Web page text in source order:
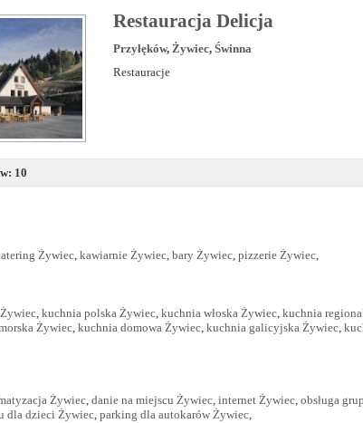
Restauracja Delicja
Przyłęków, Żywiec, Świnna
Restauracje
10
Żywiec, kawiarnie Żywiec, bary Żywiec, pizzerie Żywiec,
, kuchnia polska Żywiec, kuchnia włoska Żywiec, kuchnia
Żywiec, kuchnia domowa Żywiec, kuchnia galicyjska Żywiec,
Żywiec, danie na miejscu Żywiec, internet Żywiec, obsługa
dla dzieci Żywiec, parking dla autokarów Żywiec,